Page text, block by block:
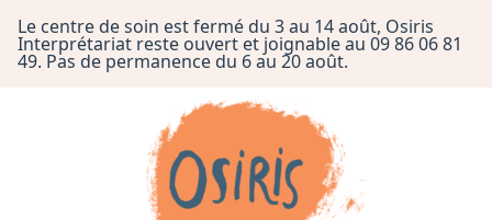
Le centre de soin est fermé du 3 au 14 août, Osiris
Interprétariat reste ouvert et joignable au 09 86 06 81
49. Pas de permanence du 6 au 20 août.